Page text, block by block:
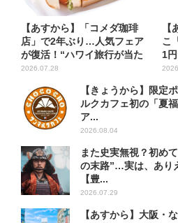
【あすから】「コメダ珈琲
店」で2年ぶり…人気フェア
が復活！“ハワイ旅行が当た
る”...
2026.07.28
こ
1
【きょうから】限定
ルクカフェ初の「夏
ア...
2026.08.04
また史実無視？初め
の末路”…実は、あり
【豊...
2026.07.29
【あすから】大阪・